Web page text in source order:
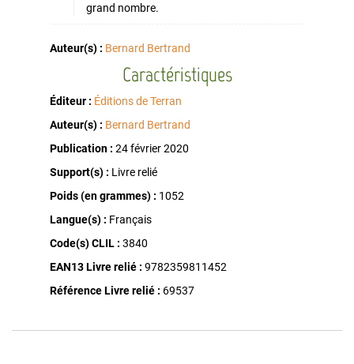
grand nombre.
Auteur(s) : Bernard Bertrand
Caractéristiques
Éditeur : Éditions de Terran
Auteur(s) : Bernard Bertrand
Publication : 24 février 2020
Support(s) : Livre relié
Poids (en grammes) : 1052
Langue(s) : Français
Code(s) CLIL : 3840
EAN13 Livre relié : 9782359811452
Référence Livre relié : 69537